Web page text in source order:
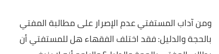
ومن آداب المستفتي عدم الإصرار على مطالبة المفتي
بالحجة والدليل: فقد اختلف الفقهاء هل للمستفتي أن